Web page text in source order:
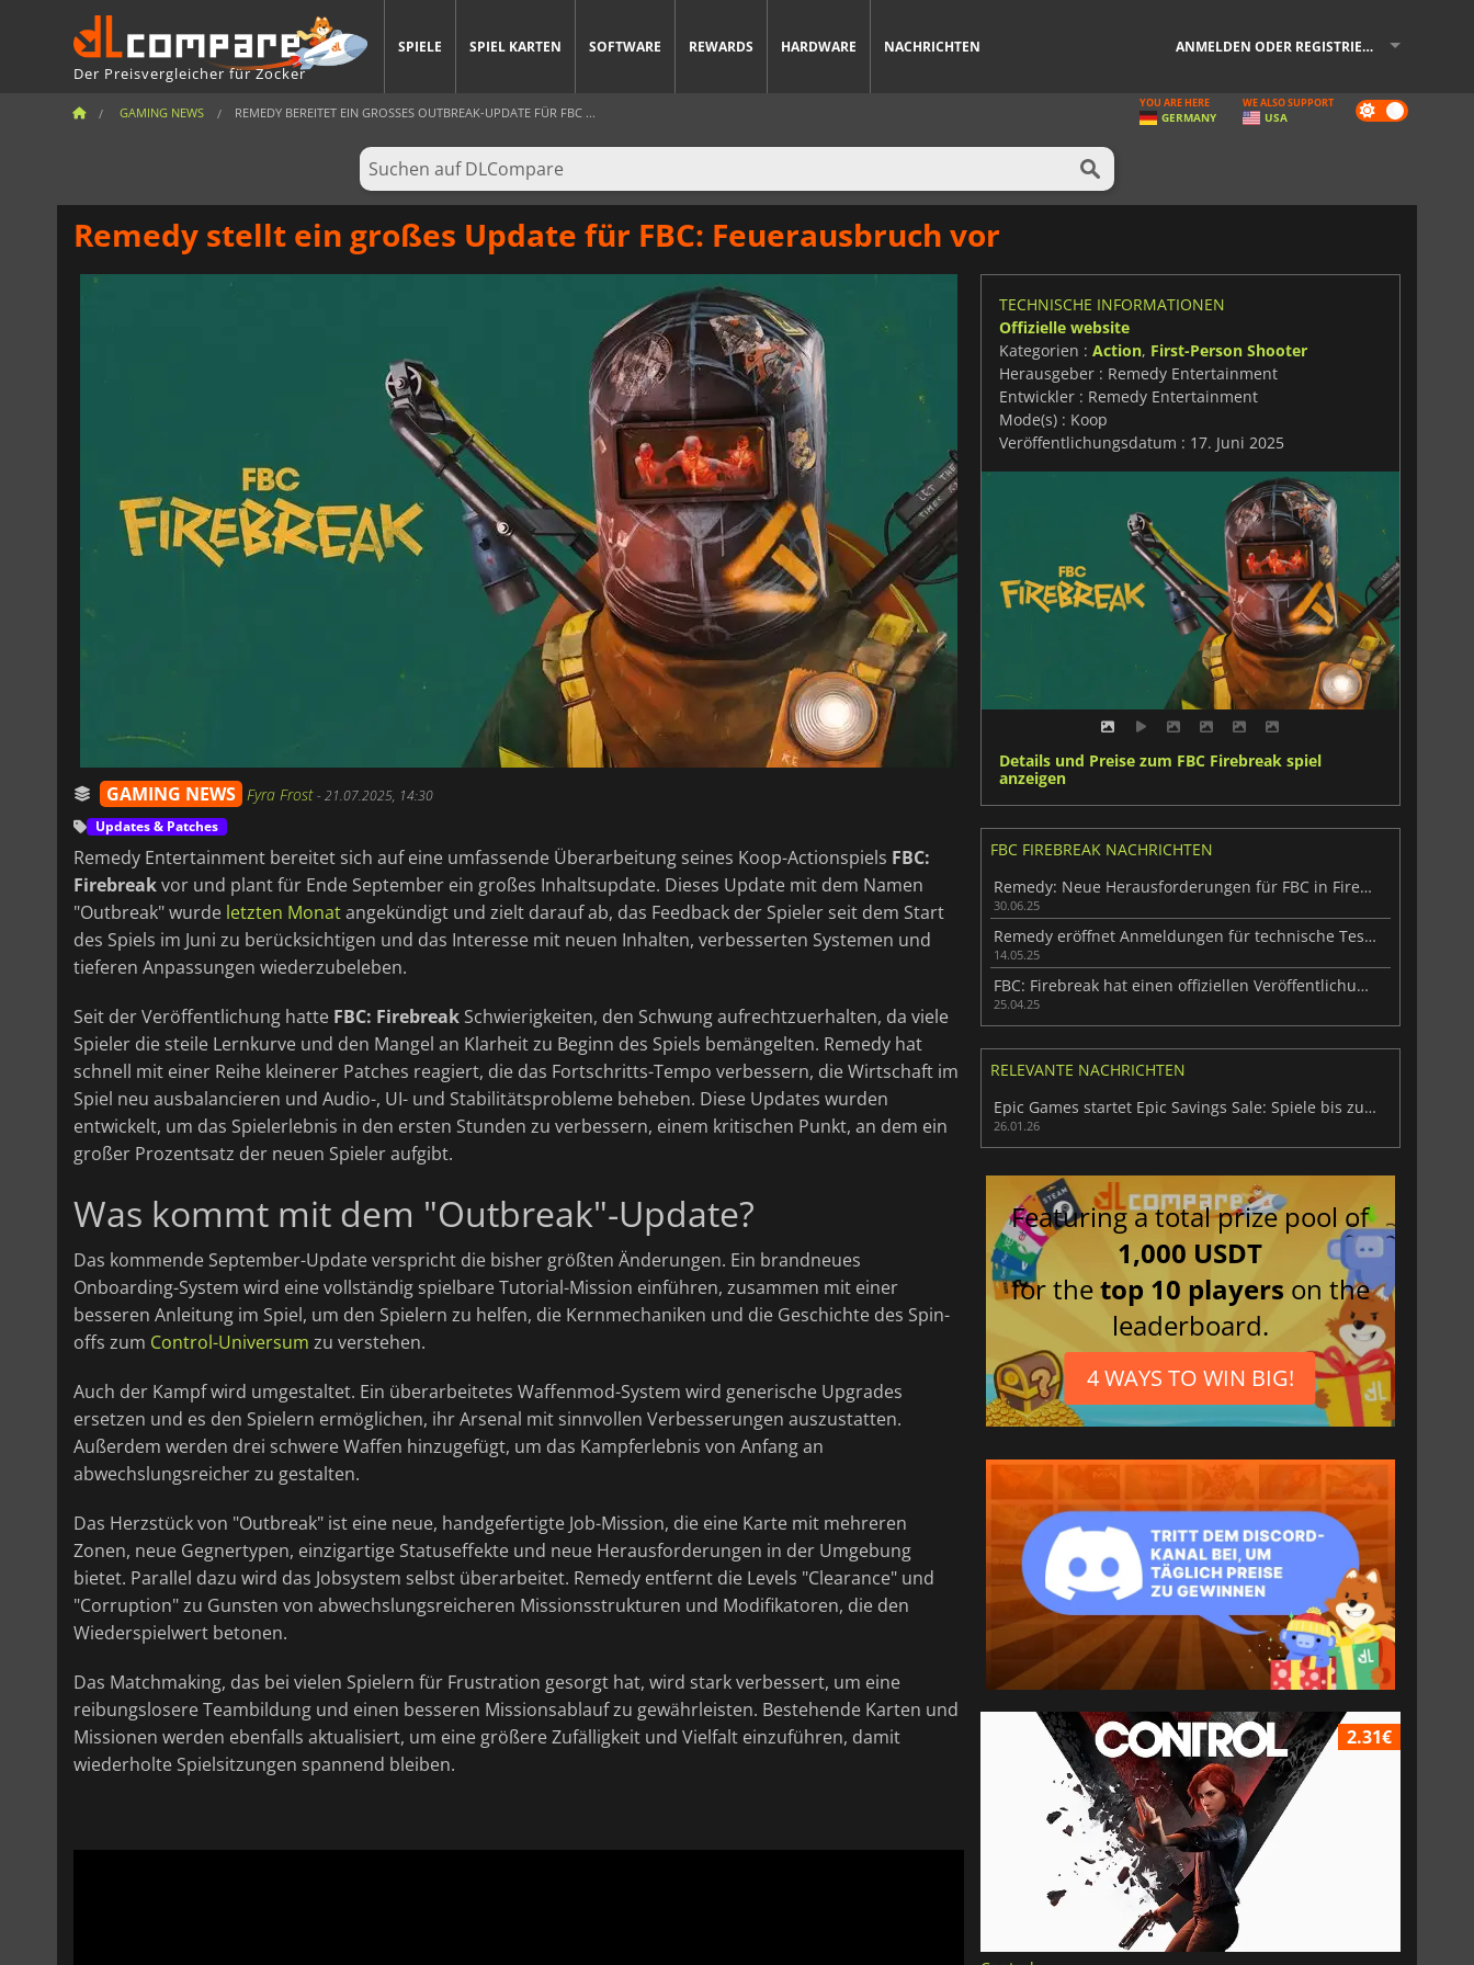
Der Preisvergleicher für Zocker
SPIELE SPIEL KARTEN SOFTWARE REWARDS HARDWARE NACHRICHTEN ANMELDEN ODER REGISTRIEREN
GAMING NEWS REMEDY BEREITET EIN GROSSES OUTBREAK-UPDATE FÜR FBC ... Dark
mode
YOU ARE HERE
GERMANY
WE ALSO SUPPORT
USA
Remedy stellt ein großes Update für FBC: Feuerausbruch vor
GAMING NEWS Fyra Frost-21.07.2025, 14:30
Updates & Patches
Remedy Entertainment bereitet sich auf eine umfassende Überarbeitung seines Koop-Actionspiels FBC:
Firebreakvor und plant für Ende September ein großes Inhaltsupdate. Dieses Update mit dem Namen
"Outbreak" wurde letzten Monatangekündigt und zielt darauf ab, das Feedback der Spieler seit dem Start
des Spiels im Juni zu berücksichtigen und das Interesse mit neuen Inhalten, verbesserten Systemen und
tieferen Anpassungen wiederzubeleben.
Seit der Veröffentlichung hatte FBC: Firebreak Schwierigkeiten, den Schwung aufrechtzuerhalten, da viele
Spieler die steile Lernkurve und den Mangel an Klarheit zu Beginn des Spiels bemängelten. Remedy hat
schnell mit einer Reihe kleinerer Patches reagiert, die das Fortschritts-Tempo verbessern, die Wirtschaft im
Spiel neu ausbalancieren und Audio-, UI- und Stabilitätsprobleme beheben. Diese Updates wurden
entwickelt, um das Spielerlebnis in den ersten Stunden zu verbessern, einem kritischen Punkt, an dem ein
großer Prozentsatz der neuen Spieler aufgibt.
Was kommt mit dem "Outbreak"-Update?
Das kommende September-Update verspricht die bisher größten Änderungen. Ein brandneues
Onboarding-System wird eine vollständig spielbare Tutorial-Mission einführen, zusammen mit einer
besseren Anleitung im Spiel, um den Spielern zu helfen, die Kernmechaniken und die Geschichte des Spin-
offs zum Control-Universum zu verstehen.
Auch der Kampf wird umgestaltet. Ein überarbeitetes Waffenmod-System wird generische Upgrades
ersetzen und es den Spielern ermöglichen, ihr Arsenal mit sinnvollen Verbesserungen auszustatten.
Außerdem werden drei schwere Waffen hinzugefügt, um das Kampferlebnis von Anfang an
abwechslungsreicher zu gestalten.
Das Herzstück von "Outbreak" ist eine neue, handgefertigte Job-Mission, die eine Karte mit mehreren
Zonen, neue Gegnertypen, einzigartige Statuseffekte und neue Herausforderungen in der Umgebung
bietet. Parallel dazu wird das Jobsystem selbst überarbeitet. Remedy entfernt die Levels "Clearance" und
"Corruption" zu Gunsten von abwechslungsreicheren Missionsstrukturen und Modifikatoren, die den
Wiederspielwert betonen.
Das Matchmaking, das bei vielen Spielern für Frustration gesorgt hat, wird stark verbessert, um eine
reibungslosere Teambildung und einen besseren Missionsablauf zu gewährleisten. Bestehende Karten und
Missionen werden ebenfalls aktualisiert, um eine größere Zufälligkeit und Vielfalt einzuführen, damit
wiederholte Spielsitzungen spannend bleiben.
TECHNISCHE INFORMATIONEN
Offizielle website
Kategorien : Action, First-Person Shooter
Herausgeber : Remedy Entertainment
Entwickler : Remedy Entertainment
Mode(s) : Koop
Veröffentlichungsdatum : 17. Juni 2025
Details und Preise zum FBC Firebreak spiel
anzeigen
FBC FIREBREAK NACHRICHTEN
Remedy: Neue Herausforderungen für FBC in Firebreak
30.06.25
Remedy eröffnet Anmeldungen für technische Tests für FBC: Firebreak
14.05.25
FBC: Firebreak hat einen offiziellen Veröffentlichungstermin
25.04.25
RELEVANTE NACHRICHTEN
Epic Games startet Epic Savings Sale: Spiele bis zu 95 % günstiger
26.01.26
Featuring a total prize pool of
1,000 USDT
for thetop 10 players on the
leaderboard.
4 WAYS TO WIN BIG!
2.31€